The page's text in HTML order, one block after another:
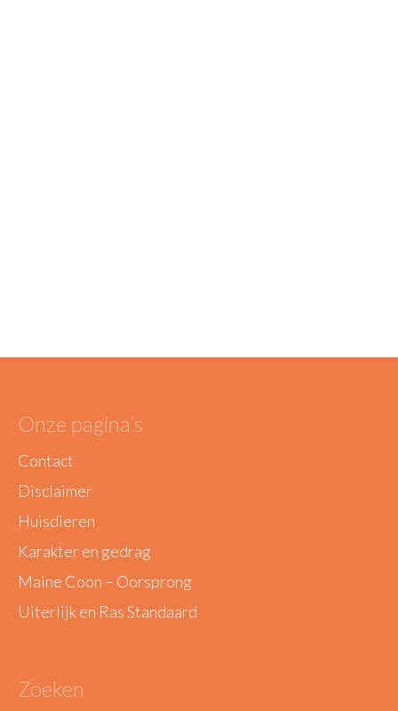
Onze pagina’s
Contact
Disclaimer
Huisdieren
Karakter en gedrag
Maine Coon – Oorsprong
Uiterlijk en Ras Standaard
Zoeken